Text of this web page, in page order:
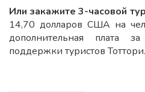
Или закажите 3-часовой тур
14,70 долларов США на
дополнительная плата
поддержки туристов Тоттори.